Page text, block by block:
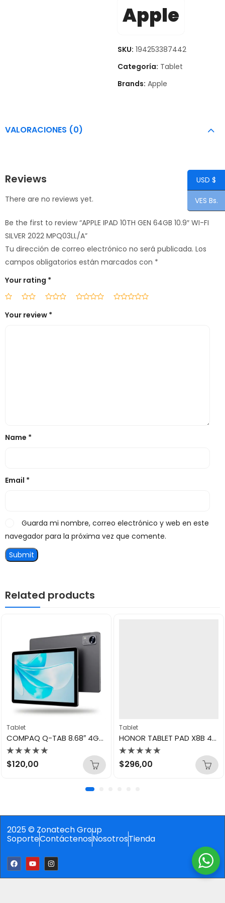
Apple
SKU: 194253387442
Categoría: Tablet
Brands: Apple
VALORACIONES (0)
Reviews
There are no reviews yet.
Be the first to review “APPLE IPAD 10TH GEN 64GB 10.9″ WI-FI
SILVER 2022 MPQ03LL/A”
Tu dirección de correo electrónico no será publicada. Los
campos obligatorios están marcados con *
Your rating *
Your review *
Name *
Email *
Guarda mi nombre, correo electrónico y web en este
navegador para la próxima vez que comente.
Related products
Tablet
COMPAQ Q-TAB 8.68″ 4GB/64GB GRIS QT9AVHE464QG
Valorado
con
$120,00
Tablet
HONOR TABLET PAD X8B 4GB/128GB GRAY
Valorado
con
$296,00
2025 © Zonatech Group
SoporteContáctenosNosotrosTienda
USD $
VES Bs.